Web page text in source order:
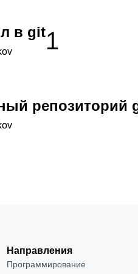
в git1
репозиторий
Направления
Программирование